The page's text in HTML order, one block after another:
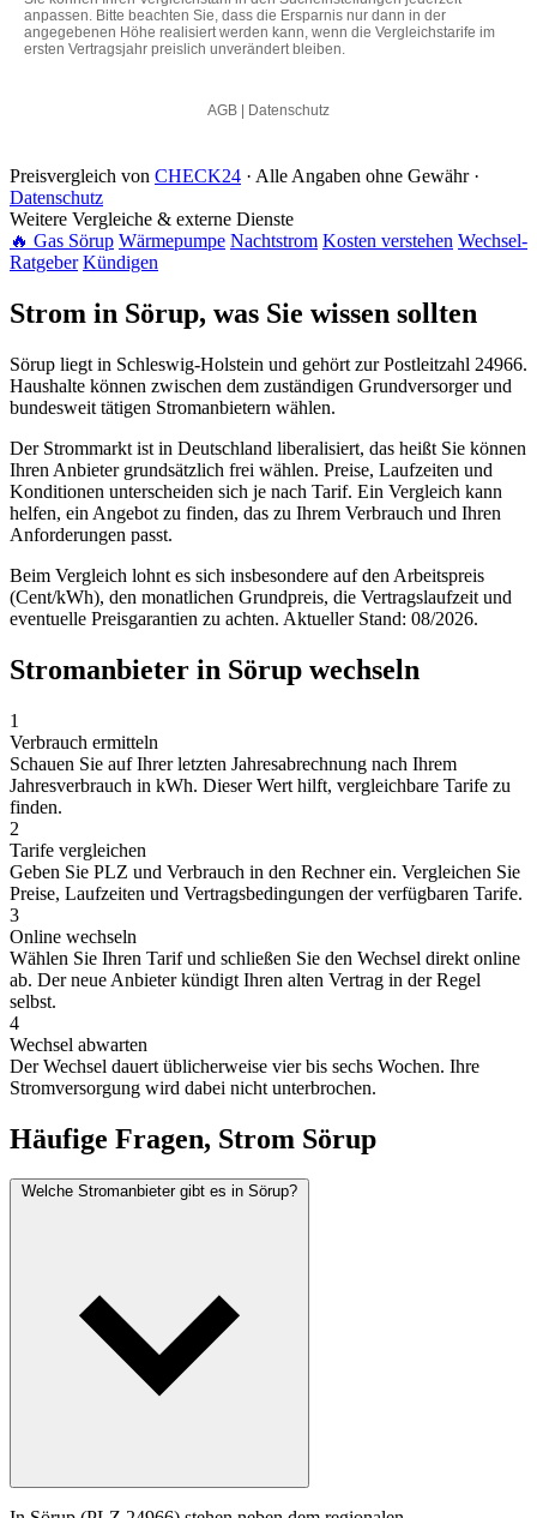
Preisvergleich von CHECK24 · Alle Angaben ohne Gewähr ·
Datenschutz
Weitere Vergleiche & externe Dienste
🔥 Gas Sörup Wärmepumpe Nachtstrom Kosten verstehen Wechsel-
Ratgeber Kündigen
Strom in Sörup, was Sie wissen sollten
Sörup liegt in Schleswig-Holstein und gehört zur Postleitzahl 24966.
Haushalte können zwischen dem zuständigen Grundversorger und
bundesweit tätigen Stromanbietern wählen.
Der Strommarkt ist in Deutschland liberalisiert, das heißt Sie können
Ihren Anbieter grundsätzlich frei wählen. Preise, Laufzeiten und
Konditionen unterscheiden sich je nach Tarif. Ein Vergleich kann
helfen, ein Angebot zu finden, das zu Ihrem Verbrauch und Ihren
Anforderungen passt.
Beim Vergleich lohnt es sich insbesondere auf den Arbeitspreis
(Cent/kWh), den monatlichen Grundpreis, die Vertragslaufzeit und
eventuelle Preisgarantien zu achten. Aktueller Stand: 08/2026.
Stromanbieter in Sörup wechseln
1
Verbrauch ermitteln
Schauen Sie auf Ihrer letzten Jahresabrechnung nach Ihrem
Jahresverbrauch in kWh. Dieser Wert hilft, vergleichbare Tarife zu
finden.
2
Tarife vergleichen
Geben Sie PLZ und Verbrauch in den Rechner ein. Vergleichen Sie
Preise, Laufzeiten und Vertragsbedingungen der verfügbaren Tarife.
3
Online wechseln
Wählen Sie Ihren Tarif und schließen Sie den Wechsel direkt online
ab. Der neue Anbieter kündigt Ihren alten Vertrag in der Regel
selbst.
4
Wechsel abwarten
Der Wechsel dauert üblicherweise vier bis sechs Wochen. Ihre
Stromversorgung wird dabei nicht unterbrochen.
Häufige Fragen, Strom Sörup
Welche Stromanbieter gibt es in Sörup?